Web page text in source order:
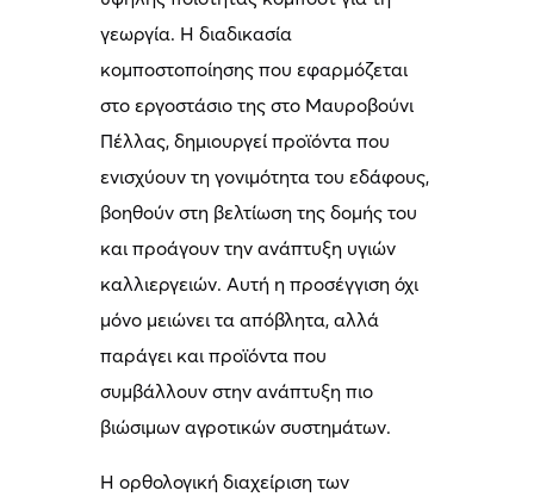
γεωργία. Η διαδικασία
κομποστοποίησης που εφαρμόζεται
στο εργοστάσιο της στο Μαυροβούνι
Πέλλας, δημιουργεί προϊόντα που
ενισχύουν τη γονιμότητα του εδάφους,
βοηθούν στη βελτίωση της δομής του
και προάγουν την ανάπτυξη υγιών
καλλιεργειών. Αυτή η προσέγγιση όχι
μόνο μειώνει τα απόβλητα, αλλά
παράγει και προϊόντα που
συμβάλλουν στην ανάπτυξη πιο
βιώσιμων αγροτικών συστημάτων.
Η ορθολογική διαχείριση των